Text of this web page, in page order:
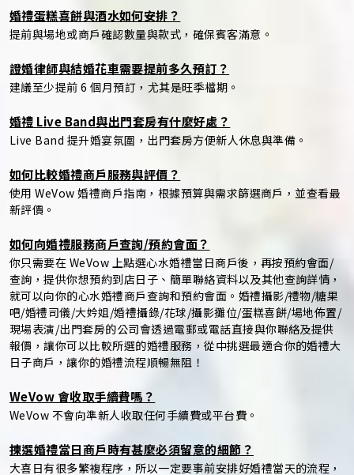
婚禮蛋糕喜餅與酒水如何安排？
提前與場地或商戶確認數量與款式，確保賓客滿意。
證婚律師與結婚花車需要提前多久預訂？
建議至少提前 6 個月預訂，尤其是旺季檔期。
婚禮 Live Band與出門套房有什麼好處？
Live Band 提升婚宴氛圍，出門套房方便新人休息與準備。
如何比較婚禮商戶服務與評價？
使用 WeVow 婚禮商戶指南，根據預算與需求篩選商戶，並查看最
新評價。
如何向婚禮服務商戶查詢/預約會面？
你只需要在 WeVow 上點選心水婚禮當日商戶後，再按預約會面/
查詢，提供你想預約到店日子、簡單聯絡資料以及其他查詢詳情，
就可以向你的心水婚禮商戶查詢和預約會面。婚禮攝影/禮物/糖果
吧/婚禮司儀/大妗姐/婚禮攝錄/花球/攝影攤位/蛋糕喜餅/場地佈置/
現場表演/出門套房的公司會透過電郵或電話直接與你聯絡及提供
報價，讓你可以比較所選的婚禮服務，從中挑選最適合你的婚禮大
日子商戶，讓你的婚禮流程順暢無阻！
WeVow 會收取手續費嗎？
WeVow 不會向準新人收取任何手續費或平台費。
揀選婚禮當日商戶時有甚麼必須留意的細節？
大喜日有很多繁複程序，所以一定要事前安排好婚禮當天的流程，